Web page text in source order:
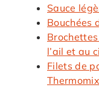
Sauce
Bouchées
l’ail et au
Filets de
Thermomix